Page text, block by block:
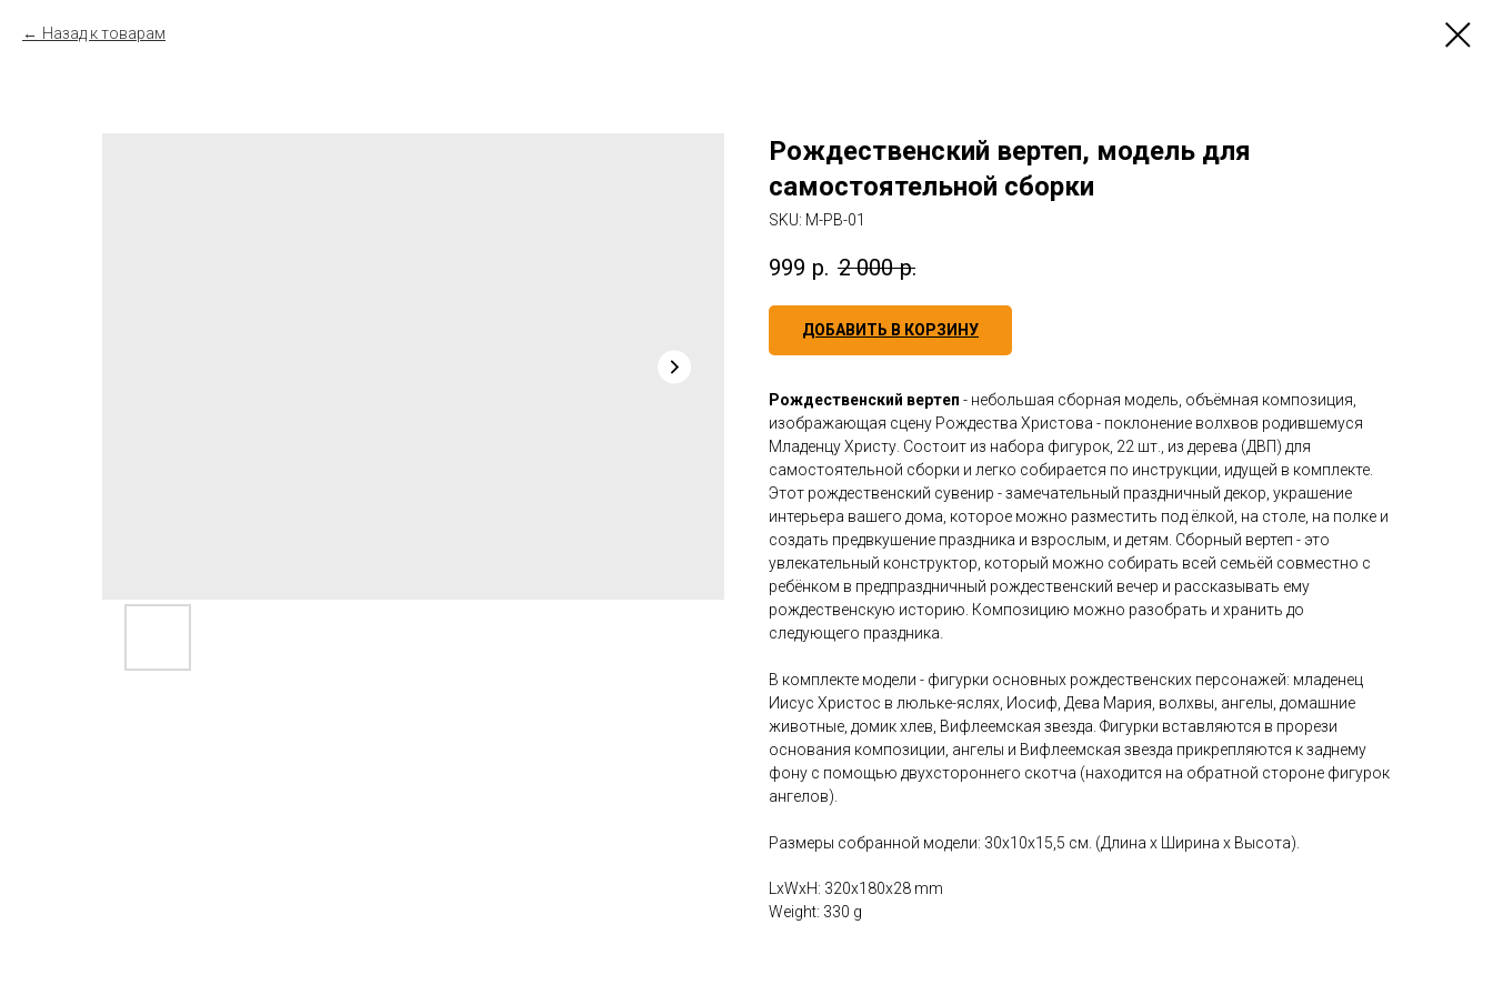
Назад к товарам
Рождественский вертеп, модель для
самостоятельной сборки
SKU: М-РВ-01
999 р. 2 000 р.
ДОБАВИТЬ В КОРЗИНУ
Рождественский вертеп - небольшая сборная модель, объёмная композиция,
изображающая сцену Рождества Христова - поклонение волхвов родившемуся
Младенцу Христу. Состоит из набора фигурок, 22 шт., из дерева (ДВП) для
самостоятельной сборки и легко собирается по инструкции, идущей в комплекте.
Этот рождественский сувенир - замечательный праздничный декор, украшение
интерьера вашего дома, которое можно разместить под ёлкой, на столе, на полке и
создать предвкушение праздника и взрослым, и детям. Сборный вертеп - это
увлекательный конструктор, который можно собирать всей семьёй совместно с
ребёнком в предпраздничный рождественский вечер и рассказывать ему
рождественскую историю. Композицию можно разобрать и хранить до
следующего праздника.
В комплекте модели - фигурки основных рождественских персонажей: младенец
Иисус Христос в люльке-яслях, Иосиф, Дева Мария, волхвы, ангелы, домашние
животные, домик хлев, Вифлеемская звезда. Фигурки вставляются в прорези
основания композиции, ангелы и Вифлеемская звезда прикрепляются к заднему
фону с помощью двухстороннего скотча (находится на обратной стороне фигурок
ангелов).
Размеры собранной модели: 30х10х15,5 см. (Длина х Ширина х Высота).
LxWxH: 320x180x28 mm
Weight: 330 g